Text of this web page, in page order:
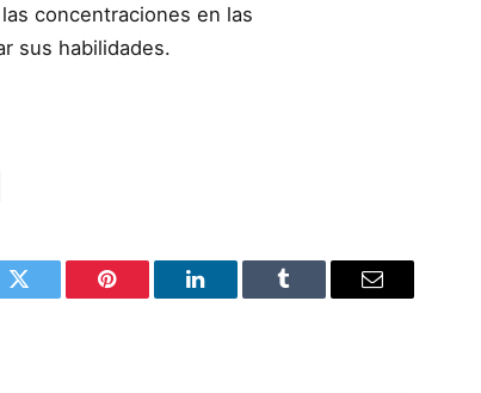
concentraciones en las
sus habilidades.
Twitter Pinterest LinkedIn Tumblr Email